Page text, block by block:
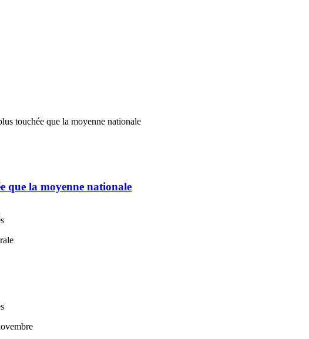
que la moyenne nationale